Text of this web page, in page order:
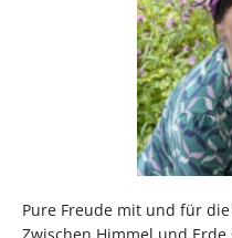
Pure Freude mit und für